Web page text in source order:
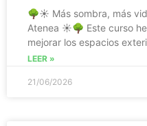
🌳☀️ Más sombra, más
Atenea ☀️🌳 Este curso
mejorar los espacios
LEER »
21/06/2026